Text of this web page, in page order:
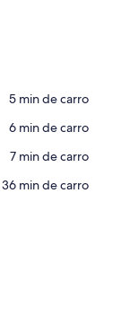
‪5 min de carro‬
‪6 min de carro‬
‪7 min de carro‬
‪36 min de carro‬